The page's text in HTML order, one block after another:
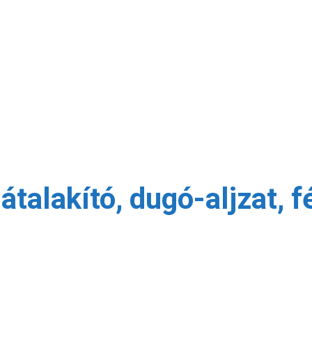
dugó-aljzat,